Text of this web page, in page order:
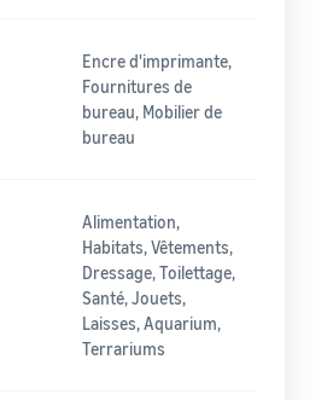
Encre d'imprimante,
Fournitures de
bureau, Mobilier de
bureau
Alimentation,
Habitats, Vêtements,
Dressage, Toilettage,
Santé, Jouets,
Laisses, Aquarium,
Terrariums